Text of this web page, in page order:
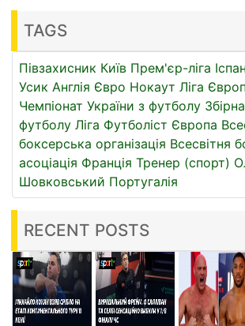
TAGS
Півзахисник Київ Прем'єр-ліга
Усик Англія Євро Нокаут Ліга
Чемпіонат України з футболу
футболу Ліга Футболіст Європа
боксерська організація Всесвітня
асоціація Франція Тренер (спорт)
Шовковський Португалія
RECENT POSTS